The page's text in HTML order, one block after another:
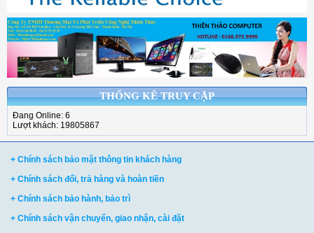
THỐNG KÊ TRUY CẬP
Đang Online: 6
Lượt khách: 19805867
+ Chính sách bảo mật thông tin khách hàng
+ Chính sách đổi, trả hàng và hoàn tiền
+ Chính sách bảo hành, bảo trì
+ Chính sách vận chuyển, giao nhận, cài đặt